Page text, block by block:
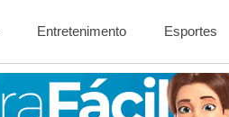
Entretenimento Esportes